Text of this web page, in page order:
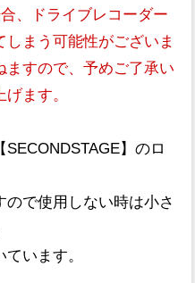
、ドライブレコーダー
まう可能性がございま
ますので、予めご了承い
ます。
】のロ
ので使用しない時は小さ
います。